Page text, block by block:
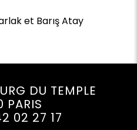
et Barış Atay
DU TEMPLE
PARIS
02 27 17